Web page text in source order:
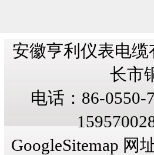
安徽亨利仪表电
长市
电话：86-0550-
GoogleSitemap 网